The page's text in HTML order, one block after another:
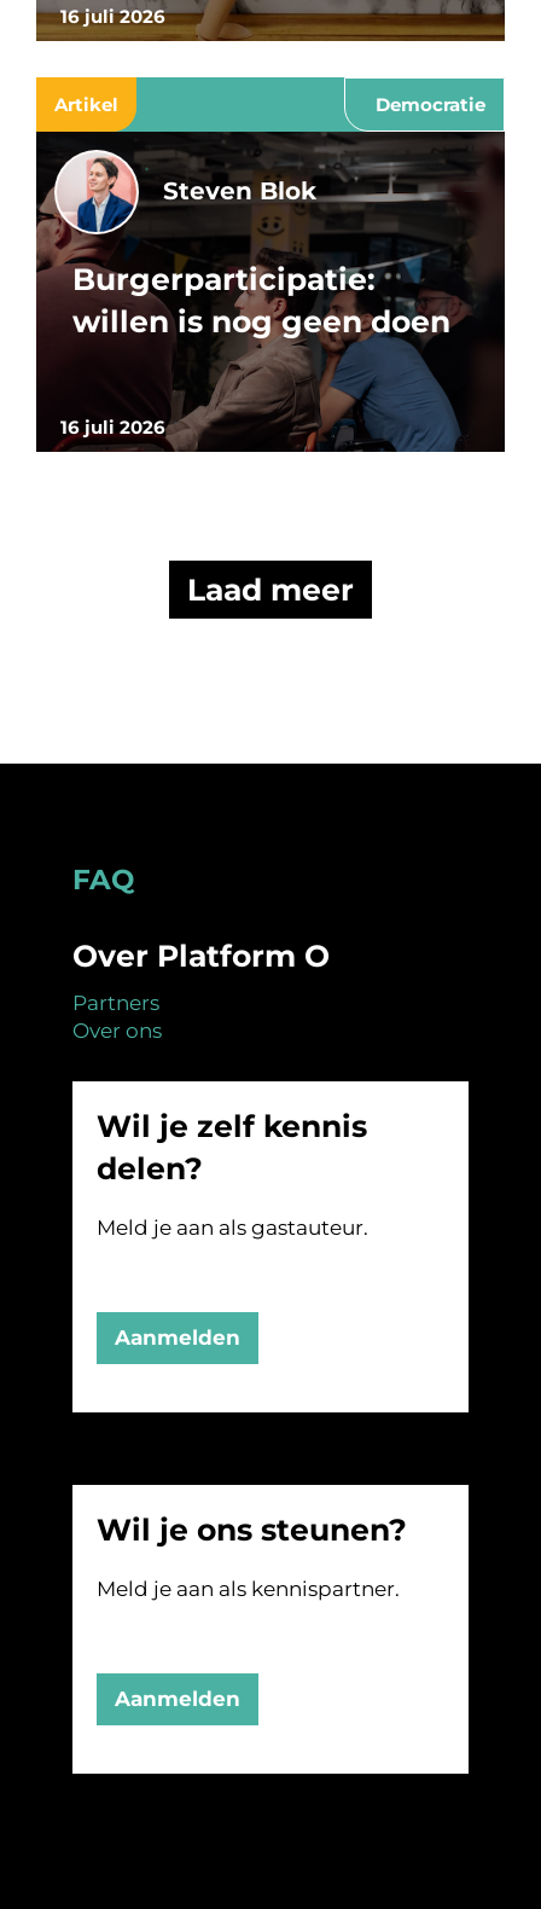
16 juli 2026
Artikel Democratie
16 juli 2026
Steven Blok
Burgerparticipatie:
willen is nog geen doen
Laad meer
Footer
FAQ
Over Platform O
Partners
Over ons
Wil je zelf kennis
delen?
Meld je aan als gastauteur.
Aanmelden
Wil je ons steunen?
Meld je aan als kennispartner.
Aanmelden